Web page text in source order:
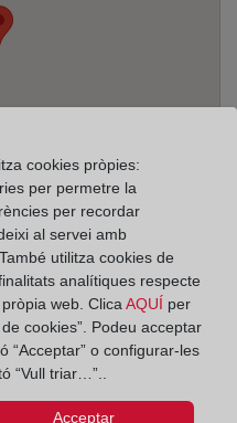
Oficina 2 - planta 1ª,
cookies pròpies:
per permetre la
per recordar
al servei amb
utilitza cookies de
analítiques respecte
web. Clica AQUÍ per
cookies”. Podeu acceptar
“Acceptar” o configurar-les
“Vull triar…”..
Acceptar